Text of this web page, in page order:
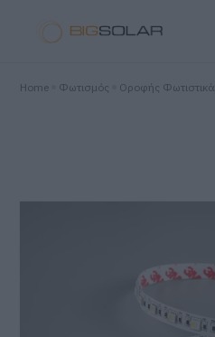
Home Φωτισμός Οροφής Φωτιστικά